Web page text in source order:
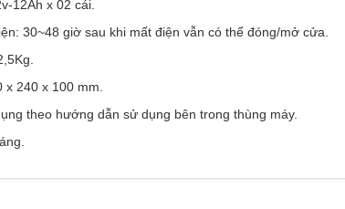
12Ah x 02 cái.
30~48 giờ sau khi mất điện vẫn có thể đóng/mở cửa.
240 x 100 mm.
theo hướng dẫn sử dụng bên trong thùng máy.